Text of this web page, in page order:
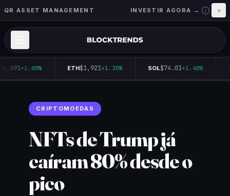
QR ASSET MANAGEMENT INVESTIR AGORA → i ×
+1.00% ETH$1,921+1.30% SOL$74.01+1.40%
CRIPTOMOEDAS
NFTs de Trump já
caíram 80% desde o
pico